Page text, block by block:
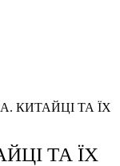
КИТАЙЦІ ТА ЇХ
ТА ЇХ